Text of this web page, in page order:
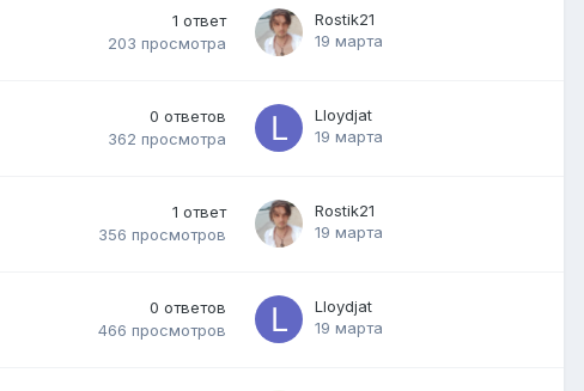
1 ответ
203 просмотра
Rostik21
19 марта
0 ответов
362 просмотра
Lloydjat
19 марта
1 ответ
356 просмотров
Rostik21
19 марта
0 ответов
466 просмотров
Lloydjat
19 марта